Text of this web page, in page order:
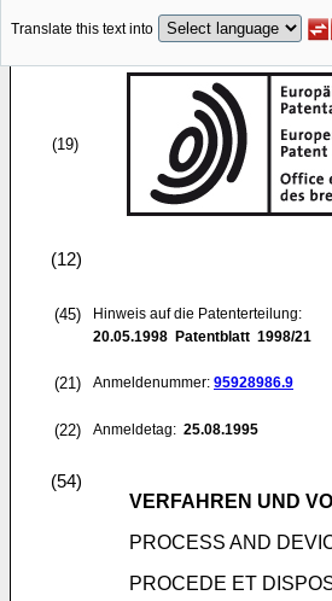
Translate this text into
(19)
(12)
(45)
Hinweis auf die Patenterteilung:
20.05.1998 Patentblatt 1998/21
(21) Anmeldenummer: 95928986.9
(22) Anmeldetag: 25.08.1995
(54)
VERFAHREN UND
PROCESS AND
PROCEDE ET